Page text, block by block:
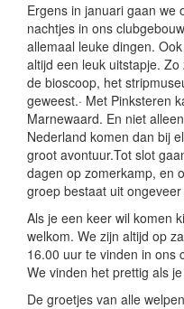
Ergens in januari gaan we
nachtjes in ons
allemaal leuke dingen.
altijd een leuk uitstapje.
de bioscoop, het
geweest.· Met Pinksteren
Marnewaard. En niet
Nederland komen dan bij
groot avontuur.Tot slot
dagen op zomerkamp, en
groep bestaat uit
Als je een keer wil komen
welkom. We zijn altijd op
16.00 uur te vinden in ons
We vinden het prettig als
De groetjes van alle